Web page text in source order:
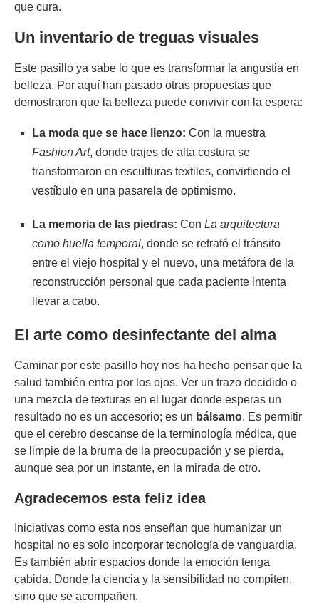
que cura.
Un inventario de treguas visuales
Este pasillo ya sabe lo que es transformar la angustia en
belleza. Por aquí han pasado otras propuestas que
demostraron que la belleza puede convivir con la espera:
La moda que se hace lienzo: Con la muestra
Fashion Art, donde trajes de alta costura se
transformaron en esculturas textiles, convirtiendo el
vestíbulo en una pasarela de optimismo.
La memoria de las piedras: Con La arquitectura
como huella temporal, donde se retrató el tránsito
entre el viejo hospital y el nuevo, una metáfora de la
reconstrucción personal que cada paciente intenta
llevar a cabo.
El arte como desinfectante del alma
Caminar por este pasillo hoy nos ha hecho pensar que la
salud también entra por los ojos. Ver un trazo decidido o
una mezcla de texturas en el lugar donde esperas un
resultado no es un accesorio; es un bálsamo. Es permitir
que el cerebro descanse de la terminología médica, que
se limpie de la bruma de la preocupación y se pierda,
aunque sea por un instante, en la mirada de otro.
Agradecemos esta feliz idea
Iniciativas como esta nos enseñan que humanizar un
hospital no es solo incorporar tecnología de vanguardia.
Es también abrir espacios donde la emoción tenga
cabida. Donde la ciencia y la sensibilidad no compiten,
sino que se acompañen.